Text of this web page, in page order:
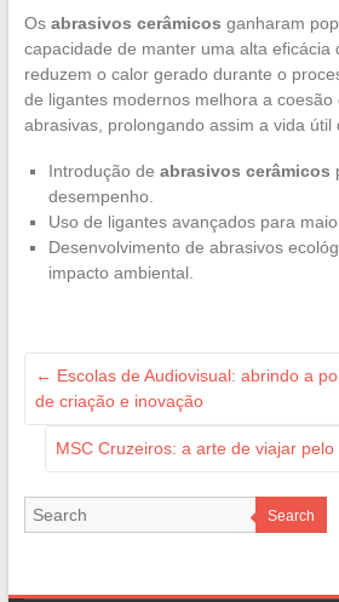
Os abrasivos cerâmicos ganharam
capacidade de manter uma alta eficácia
reduzem o calor gerado durante o
de ligantes modernos melhora a coesão
abrasivas, prolongando assim a vida útil
Introdução de abrasivos cerâmicos
desempenho.
Uso de ligantes avançados para
Desenvolvimento de abrasivos
impacto ambiental.
← Escolas de Audiovisual: abrindo a
de criação e inovação
MSC Cruzeiros: a arte de viajar
Search